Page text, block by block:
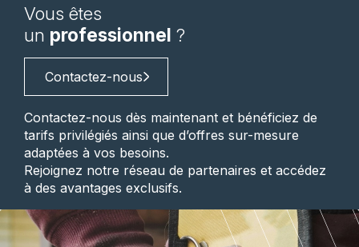
Vous êtes
un professionnel ?
Contactez-nous
Contactez-nous dès maintenant et bénéficiez de
tarifs privilégiés ainsi que d’offres sur-mesure
adaptées à vos besoins.
Rejoignez notre réseau de partenaires et accédez
à des avantages exclusifs.